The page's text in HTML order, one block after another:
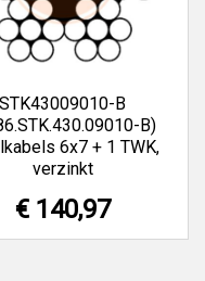
STK43009010-B
B)
6x7 + 1 TWK,
verzinkt
€ 140,97